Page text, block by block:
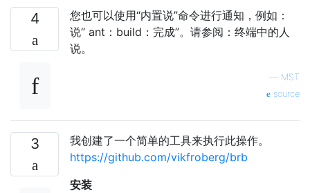
4
您也可以使用“内置说”命令进行通知，例如：
说“ ant：build：完成”。请参阅：终端中的人
说。
— MST
source
3
我创建了一个简单的工具来执行此操作。
https://github.com/vikfroberg/brb
安装